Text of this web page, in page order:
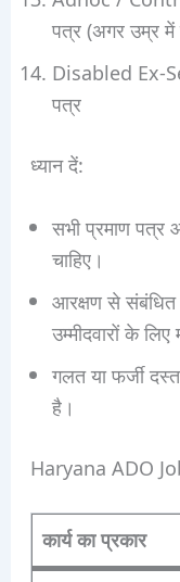
पत्र (अगर उम्र
Disabled Ex-
पत्र
ध्यान दें:
सभी प्रमाण पत्र
चाहिए।
आरक्षण से संबंधित
उम्मीदवारों के लिए
गलत या फर्जी
है।
Haryana ADO
कार्य का प्रकार